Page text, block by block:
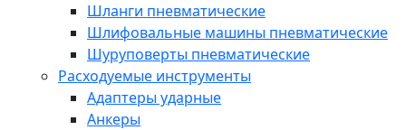
Шланги пневматические
Шлифовальные машины пневматические
Шуруповерты пневматические
Расходуемые инструменты
Адаптеры ударные
Анкеры